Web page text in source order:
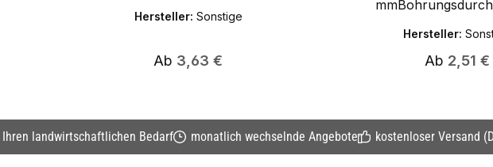
U/minZusatzinformation:Für
Leistungsklassen geeignetSchon mit
Werkstoffe:Gehärteter Stahl über
1.200 N/mm²Stähle bis 1.200
N/mm²Stahlguss
Hersteller: Sonstige
Regulärer Preis:
Ab 3,63 €
U/
Scheibenbreiten
Winkelschleifer
Leistungsklassen
Einsatz großer
Hersteller:
Regulärer
Ab 2,51 €
Ihren landwirtschaftlichen Bedarf monatlich wechselnde Angebote kostenloser Versand